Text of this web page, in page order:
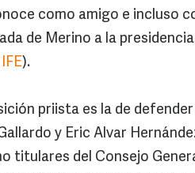
como amigo e incluso
de Merino a la
IFE).
priista es la de
y Eric Alvar
titulares del Consejo